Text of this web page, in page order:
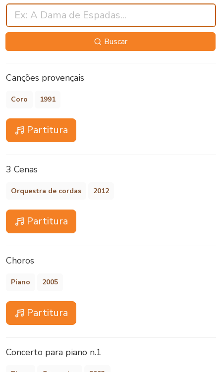
Buscar
Canções provençais
Coro 1991
Partitura
3 Cenas
Orquestra de cordas 2012
Partitura
Choros
Piano 2005
Partitura
Concerto para piano n.1